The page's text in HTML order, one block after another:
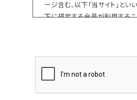
ージ含む、以下「当サイト」とい
下に規定する会員が利用する
加されている諸規定は、本規
成しており、それらすべてを含め
用規約となっております。（ただ
サイトとリンクするサービスに